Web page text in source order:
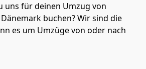
uns für deinen Umzug von
buchen? Wir sind die
es um Umzüge von oder nach